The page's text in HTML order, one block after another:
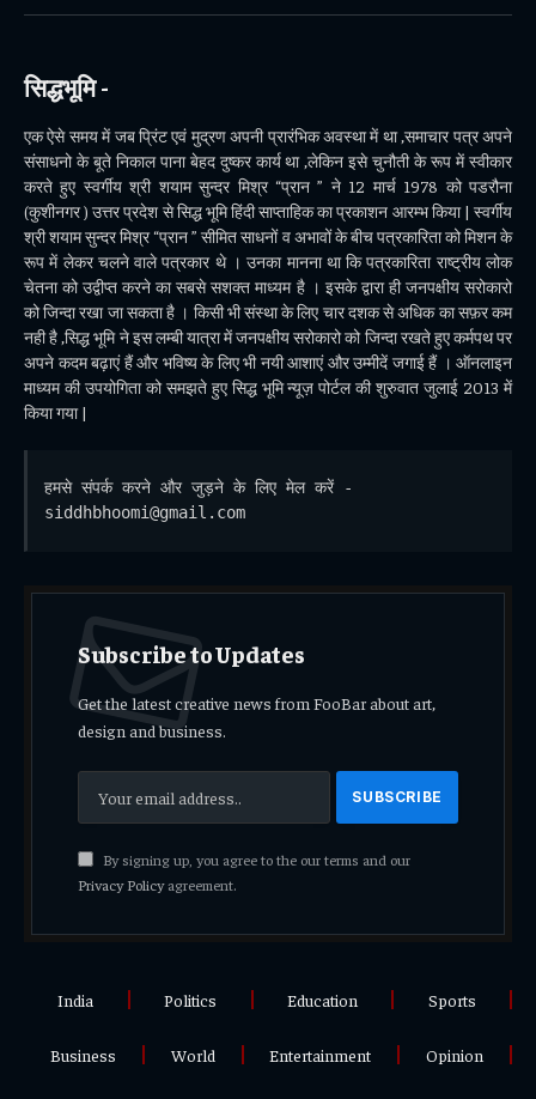
सिद्धभूमि -
एक ऐसे समय में जब प्रिंट एवं मुद्रण अपनी प्रारंभिक अवस्था में था ,समाचार पत्र अपने
संसाधनो के बूते निकाल पाना बेहद दुष्कर कार्य था ,लेकिन इसे चुनौती के रूप में स्वीकार
करते हुए स्वर्गीय श्री शयाम सुन्दर मिश्र “प्रान ” ने 12 मार्च 1978 को पडरौना
(कुशीनगर ) उत्तर प्रदेश से सिद्ध भूमि हिंदी साप्ताहिक का प्रकाशन आरम्भ किया | स्वर्गीय
श्री शयाम सुन्दर मिश्र “प्रान ” सीमित साधनों व अभावों के बीच पत्रकारिता को मिशन के
रूप में लेकर चलने वाले पत्रकार थे । उनका मानना था कि पत्रकारिता राष्ट्रीय लोक
चेतना को उद्वीप्त करने का सबसे सशक्त माध्यम है । इसके द्वारा ही जनपक्षीय सरोकारो
को जिन्दा रखा जा सकता है । किसी भी संस्था के लिए चार दशक से अधिक का सफ़र कम
नही है ,सिद्ध भूमि ने इस लम्बी यात्रा में जनपक्षीय सरोकारो को जिन्दा रखते हुए कर्मपथ पर
अपने कदम बढ़ाएं हैं और भविष्य के लिए भी नयी आशाएं और उम्मीदें जगाई हैं । ऑनलाइन
माध्यम की उपयोगिता को समझते हुए सिद्ध भूमि न्यूज़ पोर्टल की शुरुवात जुलाई 2013 में
किया गया |
हमसे संपर्क करने और जुड़ने के लिए मेल करें -
siddhbhoomi@gmail.com
Subscribe to Updates
Get the latest creative news from FooBar about art,
design and business.
By signing up, you agree to the our terms and our
Privacy Policyagreement.
India Politics Education Sports
Business World Entertainment Opinion